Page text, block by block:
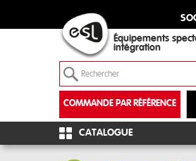
Équipements
intégration
COMMANDE PAR RÉFÉRENCE
CATALOGUE